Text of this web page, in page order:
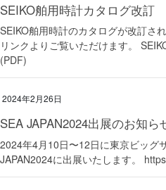
SEIKO舶用時計カタログ改訂
SEIKO舶用時計のカタログが改訂さ
リンクよりご覧いただけます。
(PDF)
2024年2月26日
SEA JAPAN2024出展のお知ら
2024年4月10日〜12日に東京ビッグ
JAPAN2024に出展いたします。